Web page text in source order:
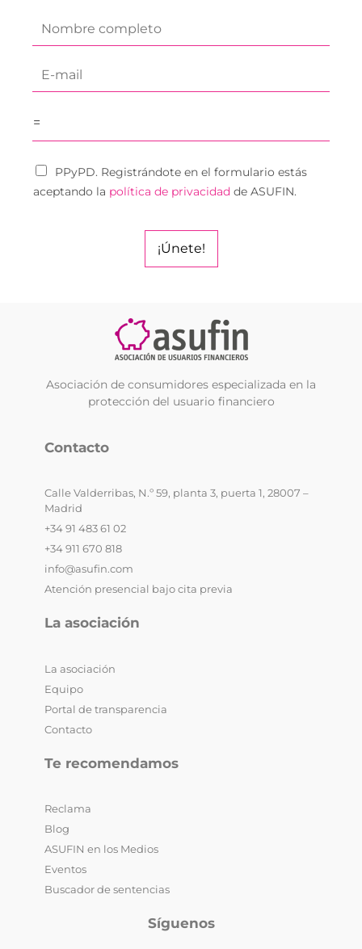
n
e
l
*
=
PPyPD. Registrándote en el formulario estás
aceptando la política de privacidad de ASUFIN.
¡Únete!
Asociación de consumidores especializada en la
protección del usuario financiero
Contacto
Calle Valderribas, N.º 59, planta 3, puerta 1, 28007 –
Madrid
+34 91 483 61 02
+34 911 670 818
info@asufin.com
Atención presencial bajo cita previa
La asociación
La asociación
Equipo
Portal de transparencia
Contacto
Te recomendamos
Reclama
Blog
ASUFIN en los Medios
Eventos
Buscador de sentencias
Síguenos